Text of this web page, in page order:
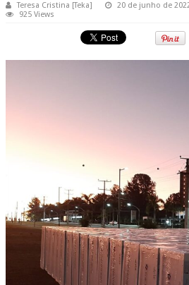
Teresa Cristina [Teka] 20 de junho de
925 Views